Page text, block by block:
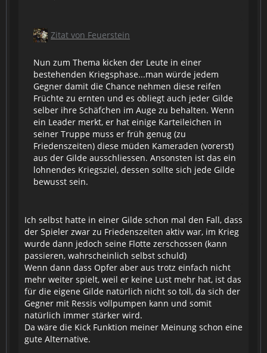
Zitat von Feuerstein
Nun zum Thema kicken der Leute in einer
bestehenden Kriegsphase...man würde jedem
Gegner damit die Chance nehmen diese reifen
Früchte zu ernten und es obliegt auch jeder Gilde
selber ihre Schäfchen im Auge zu behalten. Wenn
ein Leader merkt, er hat einige Karteileichen in
seiner Truppe muss er früh genug (zu
Friedenszeiten) diese müden Kameraden (vorerst)
aus der Gilde ausschliessen. Ansonsten ist das ein
lohnendes Kriegsziel, dessen sollte sich jede Gilde
bewusst sein.
Ich selbst hatte in einer Gilde schon mal den Fall, dass
der Spieler zwar zu Friedenszeiten aktiv war, im Krieg
wurde dann jedoch seine Flotte zerschossen (kann
passieren, wahrscheinlich selbst schuld)
Wenn dann dass Opfer aber aus trotz einfach nicht
mehr weiter spielt, weil er keine Lust mehr hat, ist das
für die eigene Gilde natürlich nicht so toll, da sich der
Gegner mit Ressis vollpumpen kann und somit
natürlich immer stärker wird.
Da wäre die Kick Funktion meiner Meinung schon eine
gute Alternative.